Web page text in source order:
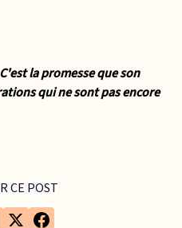
la promesse que son
qui ne sont pas encore
CE POST